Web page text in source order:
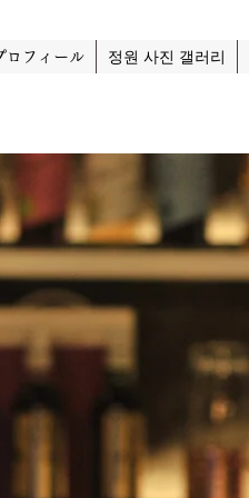
ロフィール 정원 사진 갤러리